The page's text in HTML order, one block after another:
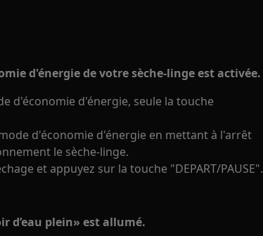
d'énergie de votre sèche-linge est activée.
d'économie d'énergie, seule la touche
d'économie d'énergie en mettant à l'arrêt
le sèche-linge.
et appuyez sur la touche "DEPART/PAUSE".
d’eau plein» est allumé.